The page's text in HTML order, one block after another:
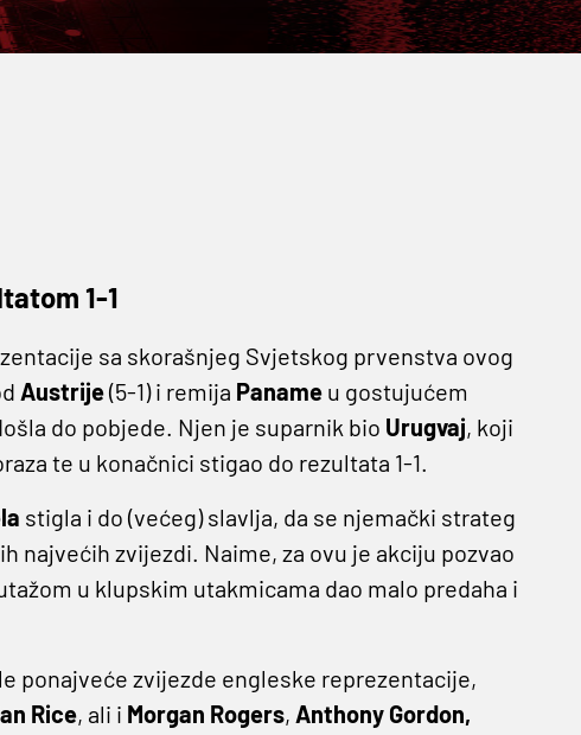
1-1
sa skorašnjeg Svjetskog prvenstva ovog
Austrije(5-1) i remija Paname u gostujućem
do pobjede. Njen je suparnik bio Urugvaj, koji
te u konačnici stigao do rezultata 1-1.
stigla i do (većeg) slavlja, da se njemački strateg
najvećih zvijezdi. Naime, za ovu je akciju pozvao
u klupskim utakmicama dao malo predaha i
ponajveće zvijezde engleske reprezentacije,
Rice, ali i Morgan Rogers, Anthony Gordon,